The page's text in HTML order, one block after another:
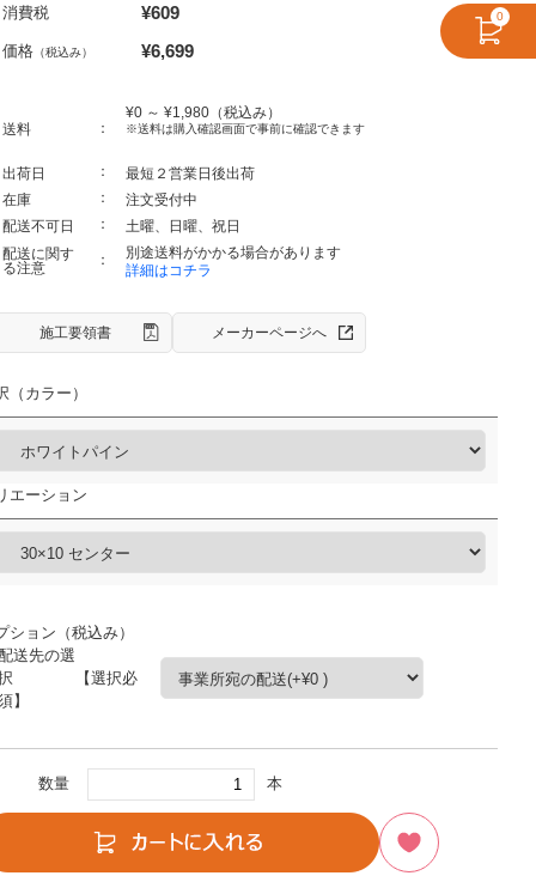
消費税 ¥609
価格 （税込み） ¥6,699
送料
¥0 ～ ¥1,980 （税込み）
※送料は購入確認画面で事前に確認できます
出荷日
最短２営業日後出荷
在庫
注文受付中
配送不可日
土曜、日曜、祝日
配送に関す
る注意
別途送料がかかる場合があります
詳細はコチラ
施工要領書 メーカーページへ
（カラー）
エーション
ション（税込み）
送先の選
【選択必
】
数量 本
0